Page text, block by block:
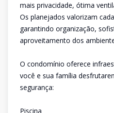
mais privacidade, ótima
Os planejados valorizam
garantindo organização,
aproveitamento dos
O condomínio oferece
você e sua família
segurança:
Piscina